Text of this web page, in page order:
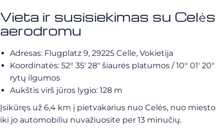
Vieta ir susisiekimas su Celės
aerodromu
Adresas: Flugplatz 9, 29225 Celle, Vokietija
Koordinatės: 52° 35′ 28″ šiaurės platumos / 10° 01′ 20″
rytų ilgumos
Aukštis virš jūros lygio: 128 m
Įsikūręs už 6,4 km į pietvakarius nuo Celės, nuo miesto
iki jo automobiliu nuvažiuosite per 13 minučių.